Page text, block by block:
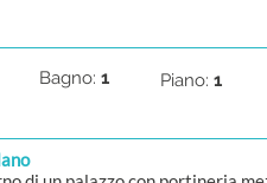
Bagno: 1 Piano: 1